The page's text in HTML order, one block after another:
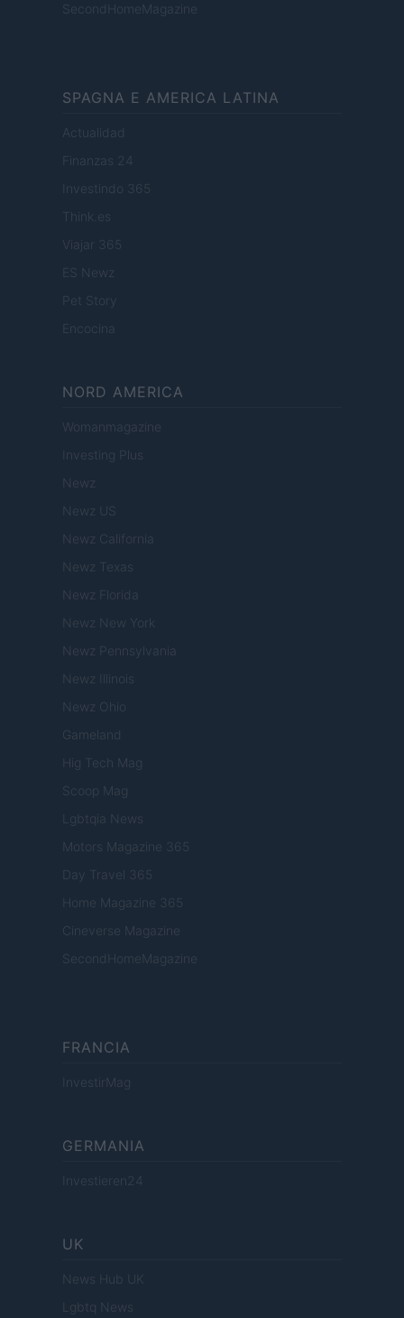
SecondHomeMagazine
SPAGNA E AMERICA LATINA
Actualidad
Finanzas 24
Investindo 365
Think.es
Viajar 365
ES Newz
Pet Story
Encocina
NORD AMERICA
Womanmagazine
Investing Plus
Newz
Newz US
Newz California
Newz Texas
Newz Florida
Newz New York
Newz Pennsylvania
Newz Illinois
Newz Ohio
Gameland
Hig Tech Mag
Scoop Mag
Lgbtqia News
Motors Magazine 365
Day Travel 365
Home Magazine 365
Cineverse Magazine
SecondHomeMagazine
FRANCIA
InvestirMag
GERMANIA
Investieren24
UK
News Hub UK
Lgbtq News